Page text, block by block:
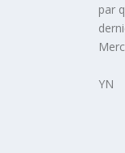
par
YN